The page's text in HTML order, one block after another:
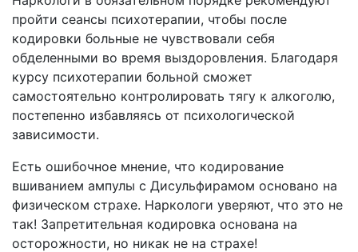
пройти сеансы психотерапии, чтобы после
кодировки больные не чувствовали себя
обделенными во время выздоровления. Благодаря
курсу психотерапии больной сможет
самостоятельно контролировать тягу к алкоголю,
постепенно избавляясь от психологической
зависимости.
Есть ошибочное мнение, что кодирование
вшиванием ампулы с Дисульфирамом основано на
физическом страхе. Наркологи уверяют, что это не
так! Запретительная кодировка основана на
осторожности, но никак не на страхе!